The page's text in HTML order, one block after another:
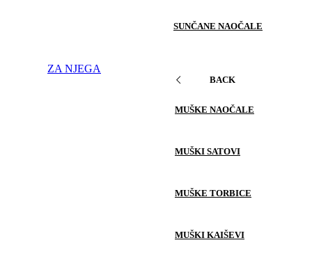
SUNČANE NAOČALE
ZA NJEGA
BACK
MUŠKE NAOČALE
MUŠKI SATOVI
MUŠKE TORBICE
MUŠKI KAIŠEVI